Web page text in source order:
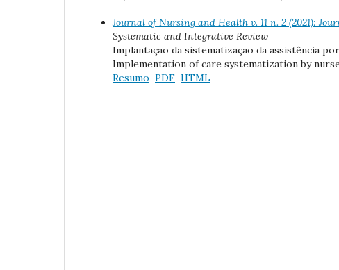
Journal of Nursing and Health v. 11 n. 2 (2021):
Systematic and Integrative Review
Implantação da sistematização da assistência
Implementation of care systematization by
Resumo PDF HTML